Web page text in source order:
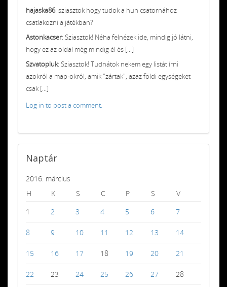
hajaska86: sziasztok hogy tudok a hun csatornához
csatlakozni a játékban?
Astonkacser: Sziasztok! Néha felnézek ide, mindig jó látni,
hogy ez az oldal még mindig él és [...]
Szvatopluk: Sziasztok! Tudnátok nekem egy listát írni
azokról a map-okról, amik "zártak", azaz földi egységeket
csak [...]
Log in to post a comment.
Naptár
2016. március
H
K S C P S
V
1
2 3 4 5 6 7
8 9 10 11 12 13 14
15 16 17 18 19 20 21
22 23 24 25 26 27 28